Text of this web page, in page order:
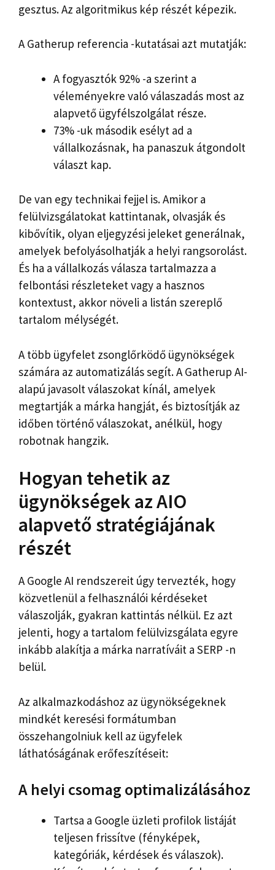
gesztus. Az algoritmikus kép részét képezik.
A Gatherup referencia -kutatásai azt mutatják:
A fogyasztók 92% -a szerint a
véleményekre való válaszadás most az
alapvető ügyfélszolgálat része.
73% -uk második esélyt ad a
vállalkozásnak, ha panaszuk átgondolt
választ kap.
De van egy technikai fejjel is. Amikor a
felülvizsgálatokat kattintanak, olvasják és
kibővítik, olyan eljegyzési jeleket generálnak,
amelyek befolyásolhatják a helyi rangsorolást.
És ha a vállalkozás válasza tartalmazza a
felbontási részleteket vagy a hasznos
kontextust, akkor növeli a listán szereplő
tartalom mélységét.
A több ügyfelet zsonglőrködő ügynökségek
számára az automatizálás segít. A Gatherup AI-
alapú javasolt válaszokat kínál, amelyek
megtartják a márka hangját, és biztosítják az
időben történő válaszokat, anélkül, hogy
robotnak hangzik.
Hogyan tehetik az
ügynökségek az AIO
alapvető stratégiájának
részét
A Google AI rendszereit úgy tervezték, hogy
közvetlenül a felhasználói kérdéseket
válaszolják, gyakran kattintás nélkül. Ez azt
jelenti, hogy a tartalom felülvizsgálata egyre
inkább alakítja a márka narratíváit a SERP -n
belül.
Az alkalmazkodáshoz az ügynökségeknek
mindkét keresési formátumban
összehangolniuk kell az ügyfelek
láthatóságának erőfeszítéseit:
A helyi csomag optimalizálásához
Tartsa a Google üzleti profilok listáját
teljesen frissítve (fényképek,
kategóriák, kérdések és válaszok).